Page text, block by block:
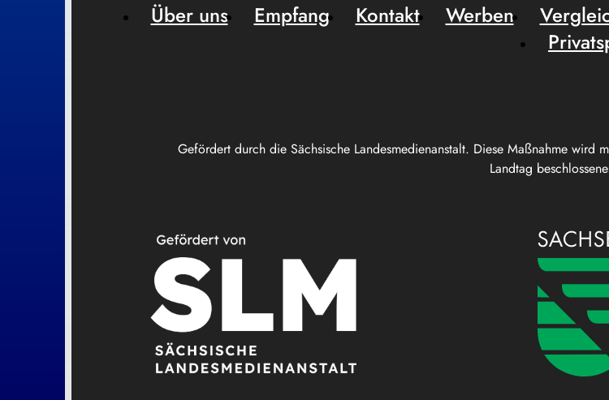
Gefördert durch die Sächsische Landesmedienanstalt. Diese Maßnahme wird
Landtag
Über uns Empfang Kontakt Werben